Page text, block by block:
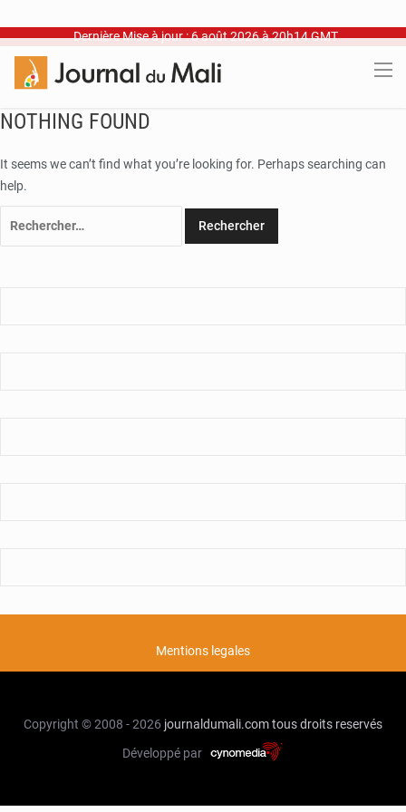
Dernière Mise à jour : 6 août 2026 à 20h14 GMT
NOTHING FOUND
It seems we can’t find what you’re looking for. Perhaps searching can
help.
Mentions legales
Copyright © 2008 - 2026 journaldumali.comtous droits reservés
Développé par